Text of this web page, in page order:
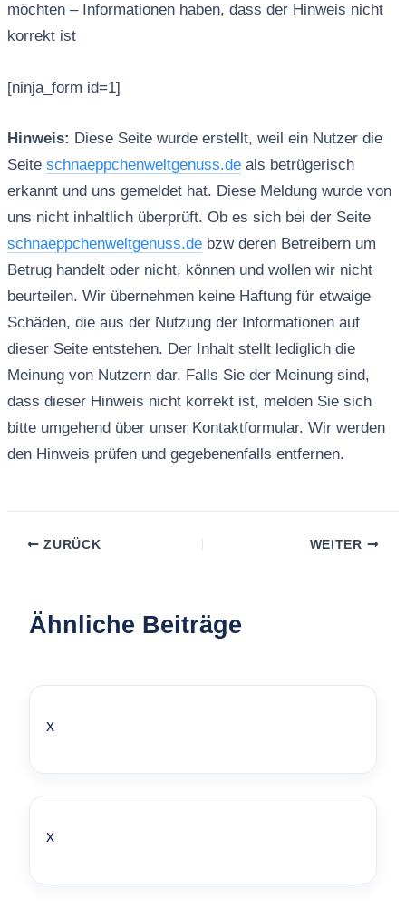
möchten – Informationen haben, dass der Hinweis nicht
korrekt ist
[ninja_form id=1]
Hinweis: Diese Seite wurde erstellt, weil ein Nutzer die
Seite schnaeppchenweltgenuss.deals betrügerisch
erkannt und uns gemeldet hat. Diese Meldung wurde von
uns nicht inhaltlich überprüft. Ob es sich bei der Seite
schnaeppchenweltgenuss.debzw deren Betreibern um
Betrug handelt oder nicht, können und wollen wir nicht
beurteilen. Wir übernehmen keine Haftung für etwaige
Schäden, die aus der Nutzung der Informationen auf
dieser Seite entstehen. Der Inhalt stellt lediglich die
Meinung von Nutzern dar. Falls Sie der Meinung sind,
dass dieser Hinweis nicht korrekt ist, melden Sie sich
bitte umgehend über unser Kontaktformular. Wir werden
den Hinweis prüfen und gegebenenfalls entfernen.
ZURÜCK WEITER
Ähnliche Beiträge
x
x